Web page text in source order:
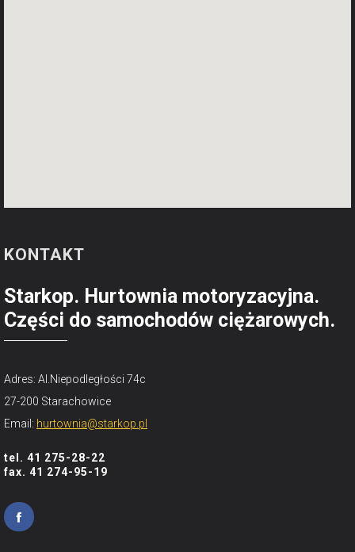
KONTAKT
Starkop. Hurtownia motoryzacyjna.
Części do samochodów ciężarowych.
Adres: Al.Niepodległości 74c
27-200 Starachowice
Email: hurtownia@starkop.pl
tel. 41 275-28-22
fax. 41 274-95-19